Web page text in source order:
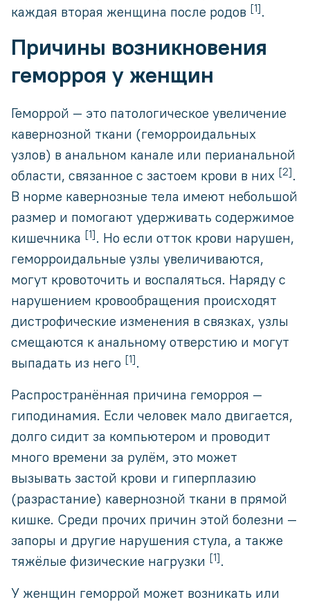
каждая вторая женщина после родов [1].
Причины возникновения
геморроя у женщин
Геморрой — это патологическое увеличение
кавернозной ткани (геморроидальных
узлов) в анальном канале или перианальной
области, связанное с застоем крови в них [2].
В норме кавернозные тела имеют небольшой
размер и помогают удерживать содержимое
кишечника [1]. Но если отток крови нарушен,
геморроидальные узлы увеличиваются,
могут кровоточить и воспаляться. Наряду с
нарушением кровообращения происходят
дистрофические изменения в связках, узлы
смещаются к анальному отверстию и могут
выпадать из него [1].
Распространённая причина геморроя —
гиподинамия. Если человек мало двигается,
долго сидит за компьютером и проводит
много времени за рулём, это может
вызывать застой крови и гиперплазию
(разрастание) кавернозной ткани в прямой
кишке. Среди прочих причин этой болезни —
запоры и другие нарушения стула, а также
тяжёлые физические нагрузки [1].
У женщин геморрой может возникать или